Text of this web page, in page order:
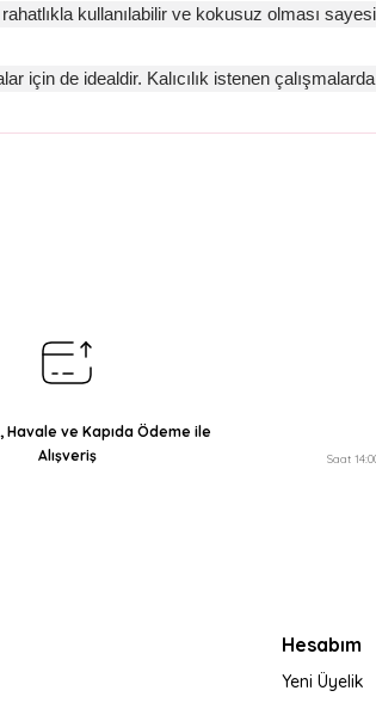
kullanılabilir ve kokusuz olması
için de idealdir. Kalıcılık istenen
Havale ve Kapıda Ödeme ile
Alışveriş
Saat
Hesabım
Yeni Üyelik